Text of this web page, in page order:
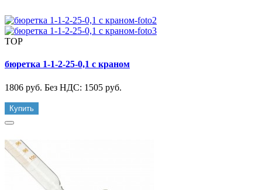
TOP
бюретка 1-1-2-25-0,1 с краном
1806 руб. Без НДС: 1505 руб.
Купить